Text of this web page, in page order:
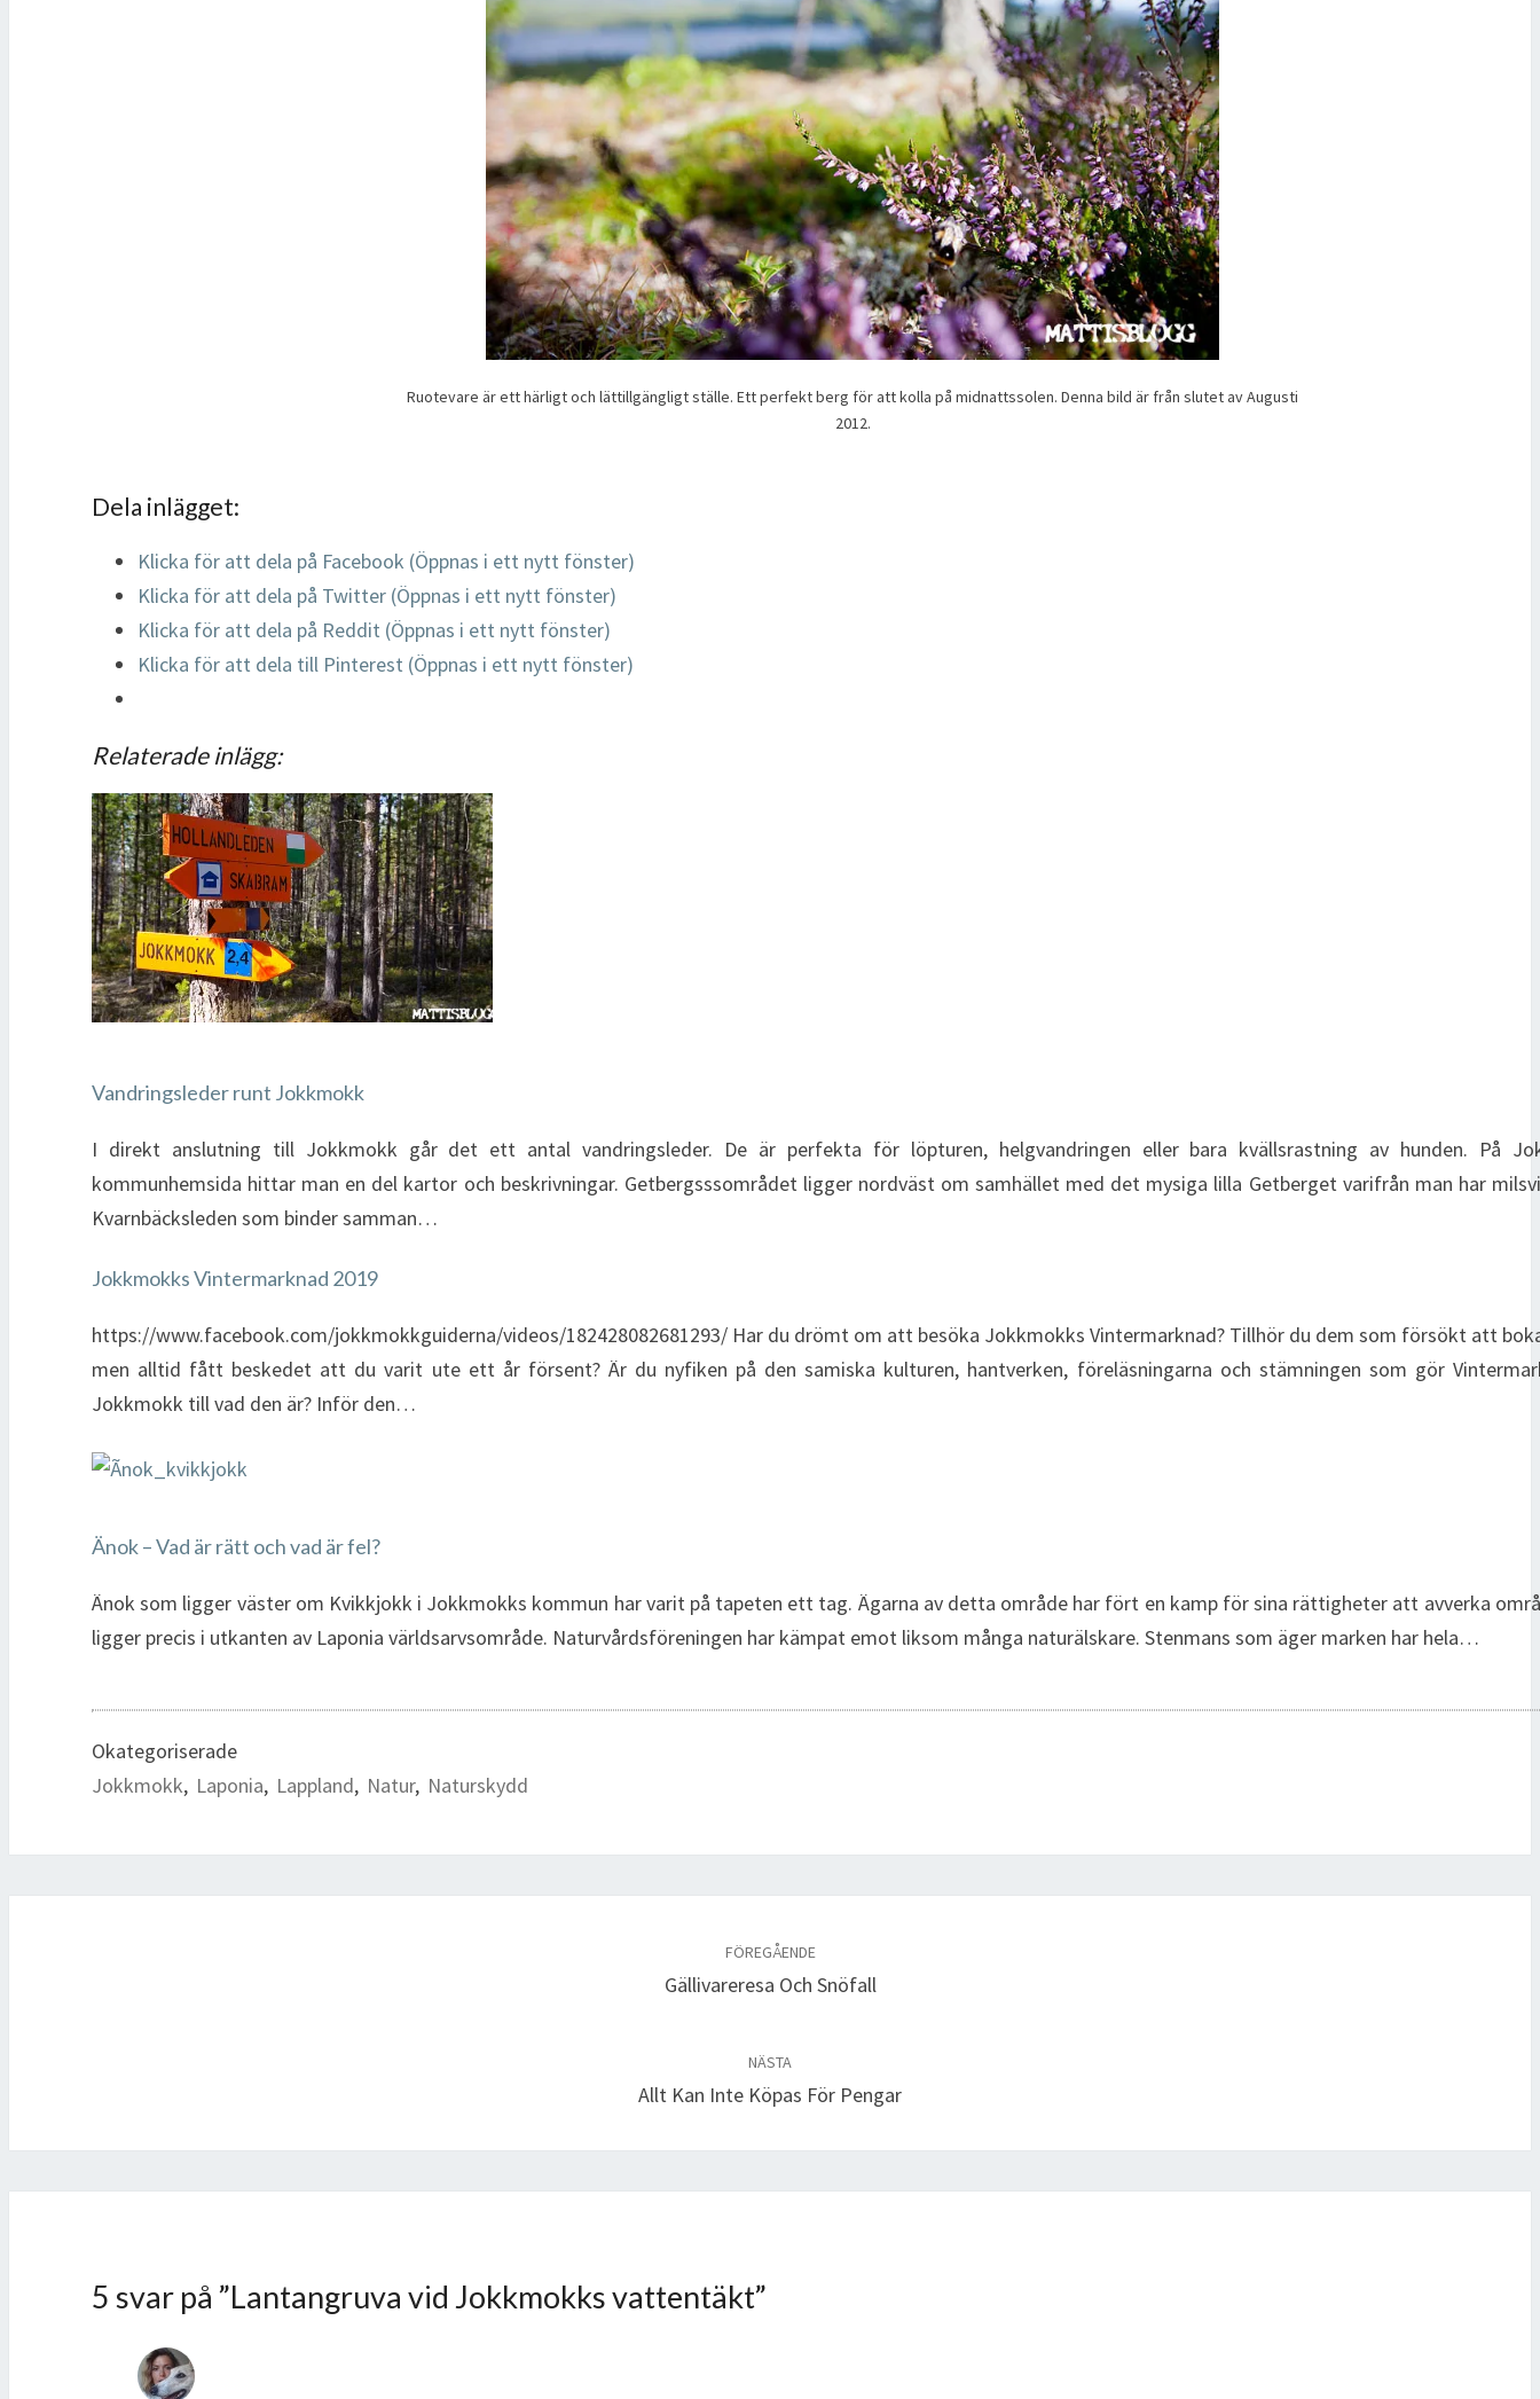
Ruotevare är ett härligt och lättillgängligt ställe. Ett perfekt berg för att kolla på midnattssolen. Denna bild är från slutet av Augusti
2012.
Dela inlägget:
Klicka för att dela på Facebook (Öppnas i ett nytt fönster)
Klicka för att dela på Twitter (Öppnas i ett nytt fönster)
Klicka för att dela på Reddit (Öppnas i ett nytt fönster)
Klicka för att dela till Pinterest (Öppnas i ett nytt fönster)
Relaterade inlägg:
Vandringsleder runt Jokkmokk
I direkt anslutning till Jokkmokk går det ett antal vandringsleder. De är perfekta för löpturen, helgvandringen eller bara kvällsrastning av hunden. På
kommunhemsida hittar man en del kartor och beskrivningar. Getbergsssområdet ligger nordväst om samhället med det mysiga lilla Getberget varifrån man har
Kvarnbäcksleden som binder samman…
Jokkmokks Vintermarknad 2019
https://www.facebook.com/jokkmokkguiderna/videos/182428082681293/ Har du drömt om att besöka Jokkmokks Vintermarknad? Tillhör du dem som försökt att
men alltid fått beskedet att du varit ute ett år försent? Är du nyfiken på den samiska kulturen, hantverken, föreläsningarna och stämningen som gör
Jokkmokk till vad den är? Inför den…
Änok – Vad är rätt och vad är fel?
Änok som ligger väster om Kvikkjokk i Jokkmokks kommun har varit på tapeten ett tag. Ägarna av detta område har fört en kamp för sina rättigheter att avverka
ligger precis i utkanten av Laponia världsarvsområde. Naturvårdsföreningen har kämpat emot liksom många naturälskare. Stenmans som äger marken har hela…
Okategoriserade
Jokkmokk, Laponia, Lappland, Natur, Naturskydd
FÖREGÅENDE
Gällivareresa Och Snöfall
NÄSTA
Allt Kan Inte Köpas För Pengar
5 svar på ”Lantangruva vid Jokkmokks vattentäkt”